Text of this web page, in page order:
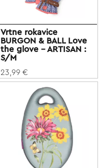
Vrtne rokavice
BURGON & BALL Love
the glove - ARTISAN :
S/M
23,99 €